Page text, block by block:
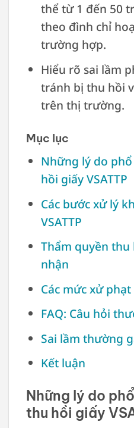
thể từ 1 đến 50
theo đình chỉ
trường hợp.
Hiểu rõ sai lầm
tránh bị thu hồi
trên thị trường.
Mục lục
Những lý do
hồi giấy VSATTP
Các bước xử lý
VSATTP
Thẩm quyền
nhận
Các mức xử
FAQ: Câu hỏi
Sai lầm thường
Kết luận
Những lý do
thu hồi giấy